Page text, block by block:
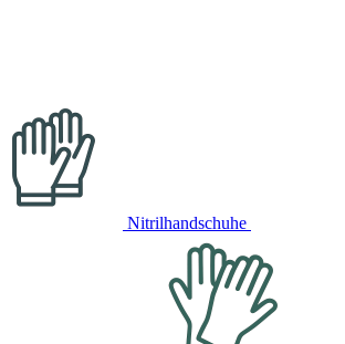
Nitrilhandschuhe